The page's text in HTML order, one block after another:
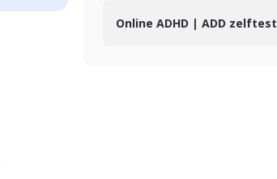
Online ADHD | ADD zelftest